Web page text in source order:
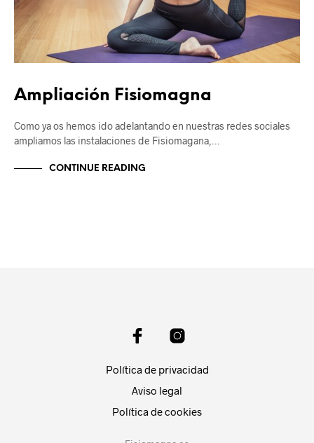
Ampliación Fisiomagna
Como ya os hemos ido adelantando en nuestras redes sociales
ampliamos las instalaciones de Fisiomagana,…
CONTINUE READING
Política de privacidad
Aviso legal
Política de cookies